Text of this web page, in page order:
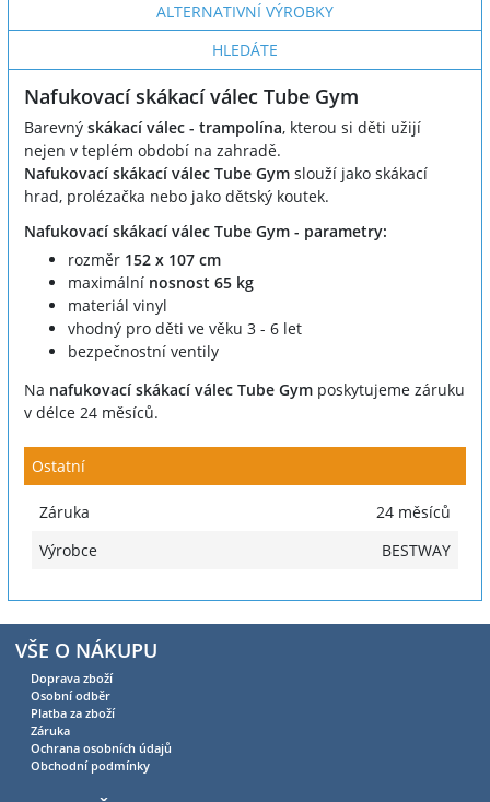
ALTERNATIVNÍ VÝROBKY
HLEDÁTE
Nafukovací skákací válec Tube Gym
Barevný skákací válec - trampolína, kterou si děti užijí
nejen v teplém období na zahradě.
Nafukovací skákací válec Tube Gym slouží jako skákací
hrad, prolézačka nebo jako dětský koutek.
Nafukovací skákací válec Tube Gym - parametry:
rozměr 152 x 107 cm
maximální nosnost 65 kg
materiál vinyl
vhodný pro děti ve věku 3 - 6 let
bezpečnostní ventily
Na nafukovací skákací válec Tube Gym poskytujeme záruku
v délce 24 měsíců.
Ostatní
Záruka
24 měsíců
Výrobce
BESTWAY
VŠE O NÁKUPU
Doprava zboží
Osobní odběr
Platba za zboží
Záruka
Ochrana osobních údajů
Obchodní podmínky